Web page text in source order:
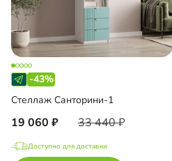
-43%
Стеллаж Санторини-1
19 060 33 440
Доступно для доставки